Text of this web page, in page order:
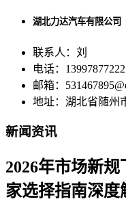
湖北力达汽车有限公司
联系人：刘
电话：13997877222
邮箱：
地址：湖北省随州
新闻资讯
2026年市场新规
家选择指南深度